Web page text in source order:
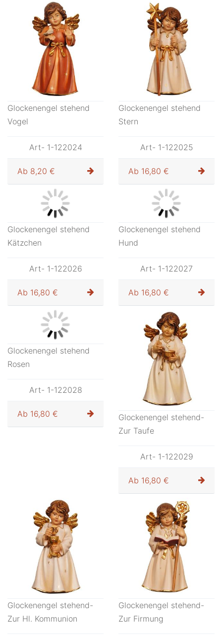
Glockenengel stehend
Vogel
Art- 1-122024
Ab 8,20 €
Glockenengel stehend
Stern
Art- 1-122025
Ab 16,80 €
Glockenengel stehend
Kätzchen
Art- 1-122026
Ab 16,80 €
Glockenengel stehend
Hund
Art- 1-122027
Ab 16,80 €
Glockenengel stehend
Glockenengel stehend-
Zur Taufe
Art- 1-122029
Ab 16,80 €
Glockenengel stehend-
Zur Hl. Kommunion
Glockenengel stehend-
Zur Firmung